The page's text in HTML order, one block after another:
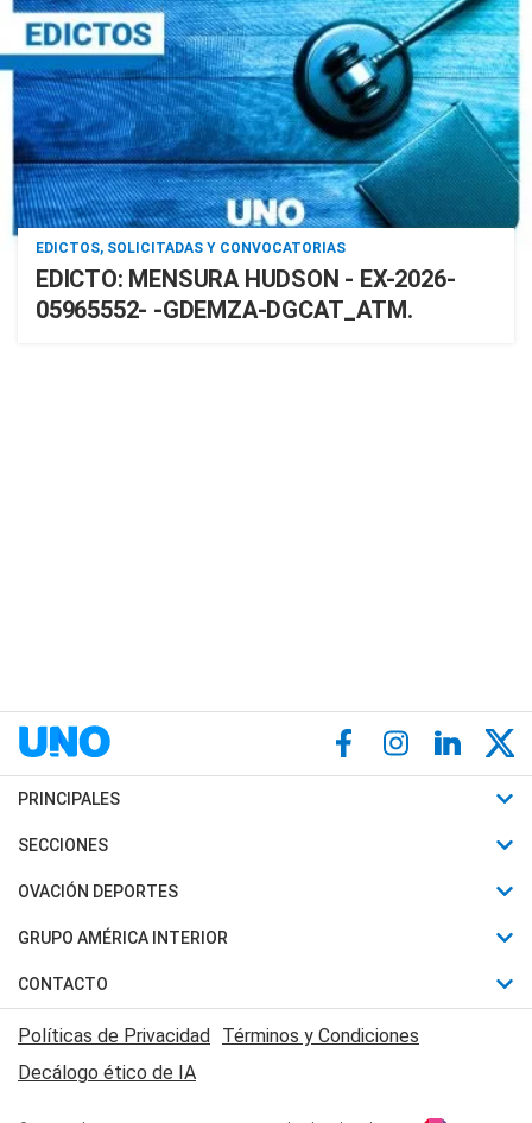
EDICTOS, SOLICITADAS Y CONVOCATORIAS
EDICTO: MENSURA HUDSON - EX-2026-
05965552- -GDEMZA-DGCAT_ATM.
PRINCIPALES
Últimas Noticias
Política
Judiciales
Economia
SECCIONES
Horóscopo
Motores
Trucos caseros
Series y Películas
Edictos y Solicitadas
OVACIÓN DEPORTES
Fútbol
Mundial
Automovilismo
Rugby
GRUPO AMÉRICA INTERIOR
Canal 7 en Vivo
CONTACTO
Acerca de Nosotros
Contactanos
Políticas de Privacidad Términos y Condiciones
Decálogo ético de IA